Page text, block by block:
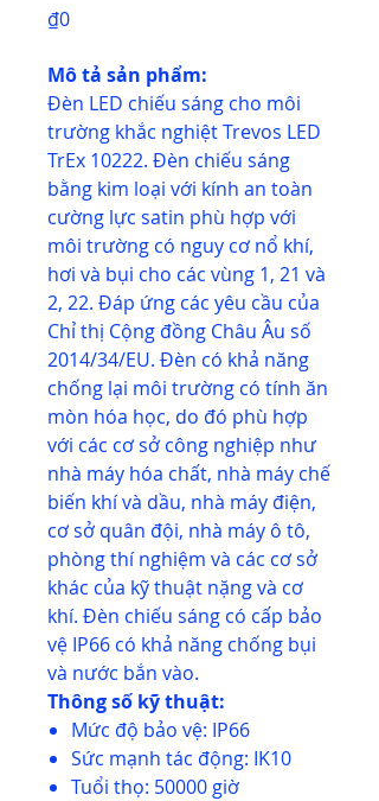
₫0Price
Mô tả sản phẩm:
Đèn LED chiếu sáng cho môi
trường khắc nghiệt Trevos LED
TrEx 10222. Đèn chiếu sáng
bằng kim loại với kính an toàn
cường lực satin phù hợp với
môi trường có nguy cơ nổ khí,
hơi và bụi cho các vùng 1, 21 và
2, 22. Đáp ứng các yêu cầu của
Chỉ thị Cộng đồng Châu Âu số
2014/34/EU. Đèn có khả năng
chống lại môi trường có tính ăn
mòn hóa học, do đó phù hợp
với các cơ sở công nghiệp như
nhà máy hóa chất, nhà máy chế
biến khí và dầu, nhà máy điện,
cơ sở quân đội, nhà máy ô tô,
phòng thí nghiệm và các cơ sở
khác của kỹ thuật nặng và cơ
khí. Đèn chiếu sáng có cấp bảo
vệ IP66 có khả năng chống bụi
và nước bắn vào.
Thông số kỹ thuật:
Mức độ bảo vệ: IP66
Sức mạnh tác động: IK10
Tuổi thọ: 50000 giờ